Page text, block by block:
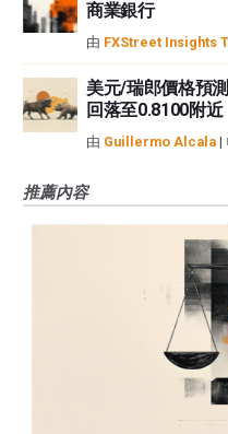
商業銀行
由 FXStreet Insights
美元/瑞郎價格預
回落至0.8100附近
由 Guillermo Alcala |
推薦內容